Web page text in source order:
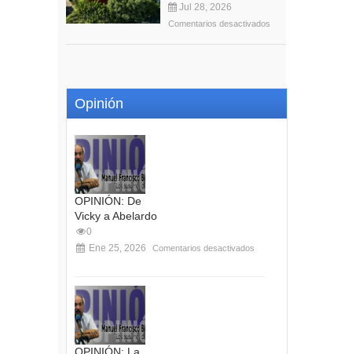
Jul 28, 2026
Comentarios desactivados
Opinión
OPINIÓN: De
Vicky a Abelardo
0
Ene 25, 2026
Comentarios desactivados